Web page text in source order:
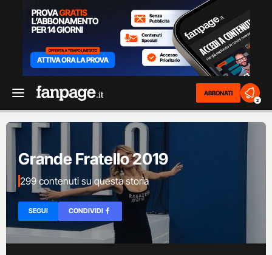
ABBONATI
2
Grande Fratello 2019
299 contenuti su questa storia
SEGUI CONDIVIDI